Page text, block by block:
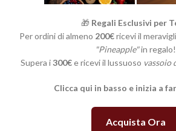
🎁 Regali Esclusivi per
Per ordini di almeno 200€ricevi il
"Pineapple"in regalo!
Supera i300€e ricevi il lussuoso vassoio
Clicca qui in basso e inizia a
Acquista Ora